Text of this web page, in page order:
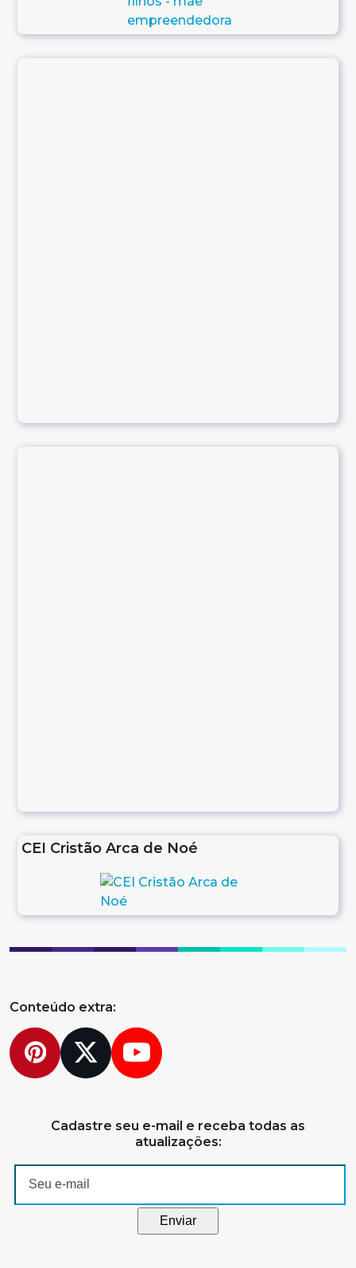
CEI Cristão Arca de Noé
Conteúdo extra:
Pinterest
TwitterYouTube
Cadastre seu e-mail e receba todas as
atualizações: